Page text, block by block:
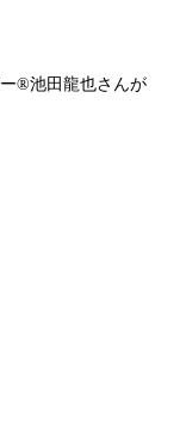
®池田龍也さんが